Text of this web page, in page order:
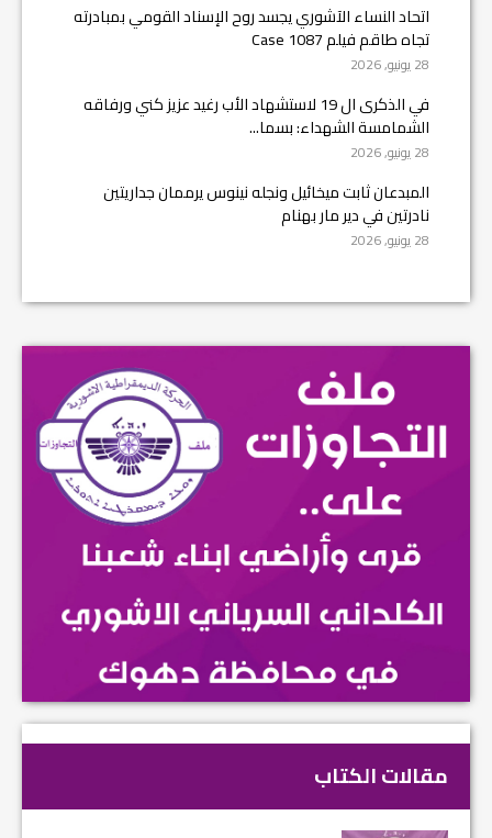
اتحاد النساء الآشوري يجسد روح الإسناد القومي بمبادرته
تجاه طاقم فيلم Case 1087
28 يونيو, 2026
في الذكرى ال 19 لاستشهاد الأب رغيد عزيز كني ورفاقه
الشمامسة الشهداء: بسما...
28 يونيو, 2026
المبدعان ثابت ميخائيل ونجله نينوس يرممان جداريتين
نادرتين في دير مار بهنام
28 يونيو, 2026
مقالات الكتاب